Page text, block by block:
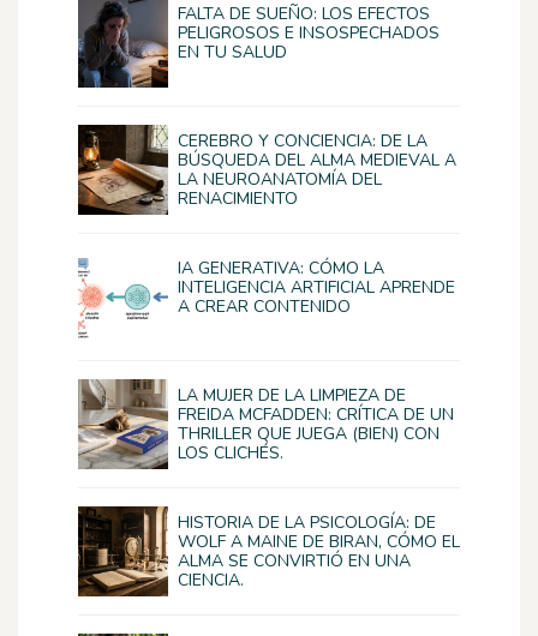
FALTA DE SUEÑO: LOS EFECTOS
PELIGROSOS E INSOSPECHADOS
EN TU SALUD
CEREBRO Y CONCIENCIA: DE LA
BÚSQUEDA DEL ALMA MEDIEVAL A
LA NEUROANATOMÍA DEL
RENACIMIENTO
IA GENERATIVA: CÓMO LA
INTELIGENCIA ARTIFICIAL APRENDE
A CREAR CONTENIDO
LA MUJER DE LA LIMPIEZA DE
FREIDA MCFADDEN: CRÍTICA DE UN
THRILLER QUE JUEGA (BIEN) CON
LOS CLICHÉS.
HISTORIA DE LA PSICOLOGÍA: DE
WOLF A MAINE DE BIRAN, CÓMO EL
ALMA SE CONVIRTIÓ EN UNA
CIENCIA.